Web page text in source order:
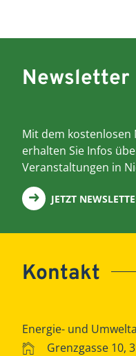
Newsletter
Mit dem
erhalten Sie Infos
Veranstaltungen in
JETZT
Kontakt
Energie- und
Grenzgasse 10,